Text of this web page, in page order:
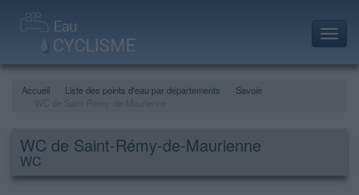
Accueil Liste des points d'eau par départements
Savoie
WC de Saint-Rémy-de-Maurienne
WC